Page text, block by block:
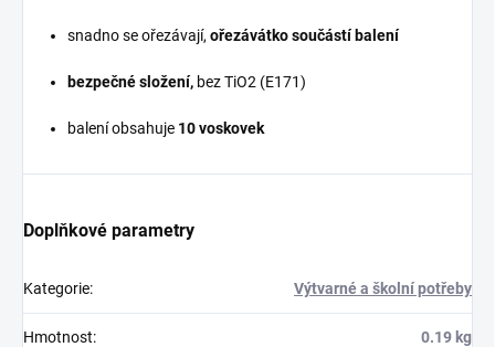
snadno se ořezávají, ořezávátko součástí balení
bezpečné složení, bez TiO2 (E171)
balení obsahuje 10 voskovek
Doplňkové parametry
Kategorie: Výtvarné a školní potřeby
Hmotnost: 0.19 kg